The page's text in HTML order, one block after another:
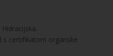
s certifikatom organske